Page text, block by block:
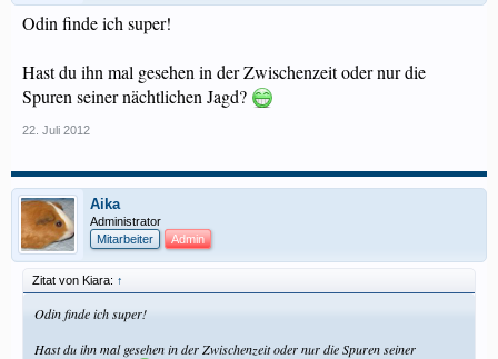
Odin finde ich super!
Hast du ihn mal gesehen in der Zwischenzeit oder nur die
Spuren seiner nächtlichen Jagd?
22. Juli 2012
Aika
Administrator
Mitarbeiter
Admin
Zitat von Kiara: ↑
Odin finde ich super!
Hast du ihn mal gesehen in der Zwischenzeit oder nur die Spuren seiner